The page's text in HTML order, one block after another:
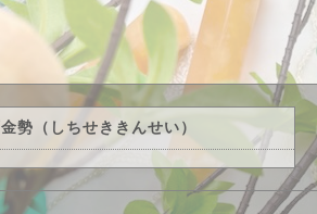
勢（しちせききんせい）